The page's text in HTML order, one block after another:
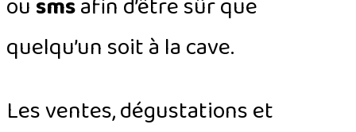
quelqu’un soit à la cave.
Les ventes, dégustations et